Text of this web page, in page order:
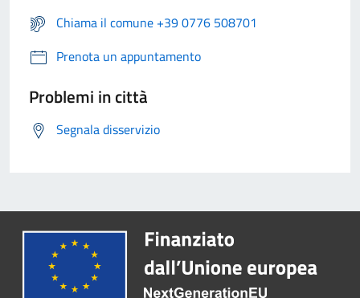
Chiama il comune +39 0776 508701
Prenota un appuntamento
Problemi in città
Segnala disservizio